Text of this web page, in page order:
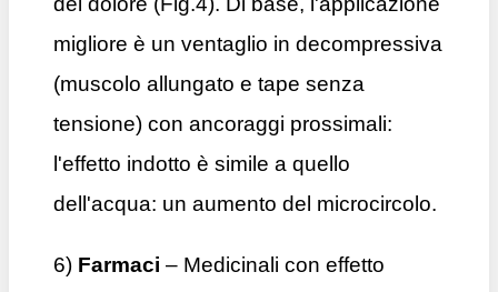
migliore è un ventaglio in decompressiva
(muscolo allungato e tape senza
tensione) con ancoraggi prossimali:
l'effetto indotto è simile a quello
dell'acqua: un aumento del microcircolo.
6) Farmaci – Medicinali con effetto